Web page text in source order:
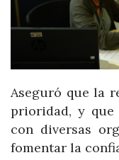
Aseguró que la
prioridad, y que
con diversas
fomentar la